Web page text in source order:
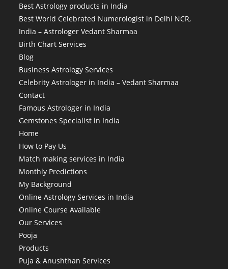
Best Astrology products in India
Best World Celebrated Numerologist in Delhi NCR,
India – Astrologer Vedant Sharmaa
Birth Chart Services
Blog
Business Astrology Services
Celebrity Astrologer in India – Vedant Sharmaa
Contact
Famous Astrologer in India
Gemstones Specialist in India
Home
How to Pay Us
Match making services in India
Monthly Predictions
My Background
Online Astrology Services in India
Online Course Available
Our Services
Pooja
Products
Puja & Anushthan Services